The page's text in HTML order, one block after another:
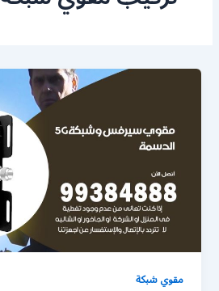
مقوي شبكة